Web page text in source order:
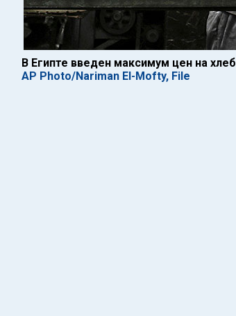
В Египте введен максимум цен на хлеб
AP Photo/Nariman El-Mofty, File